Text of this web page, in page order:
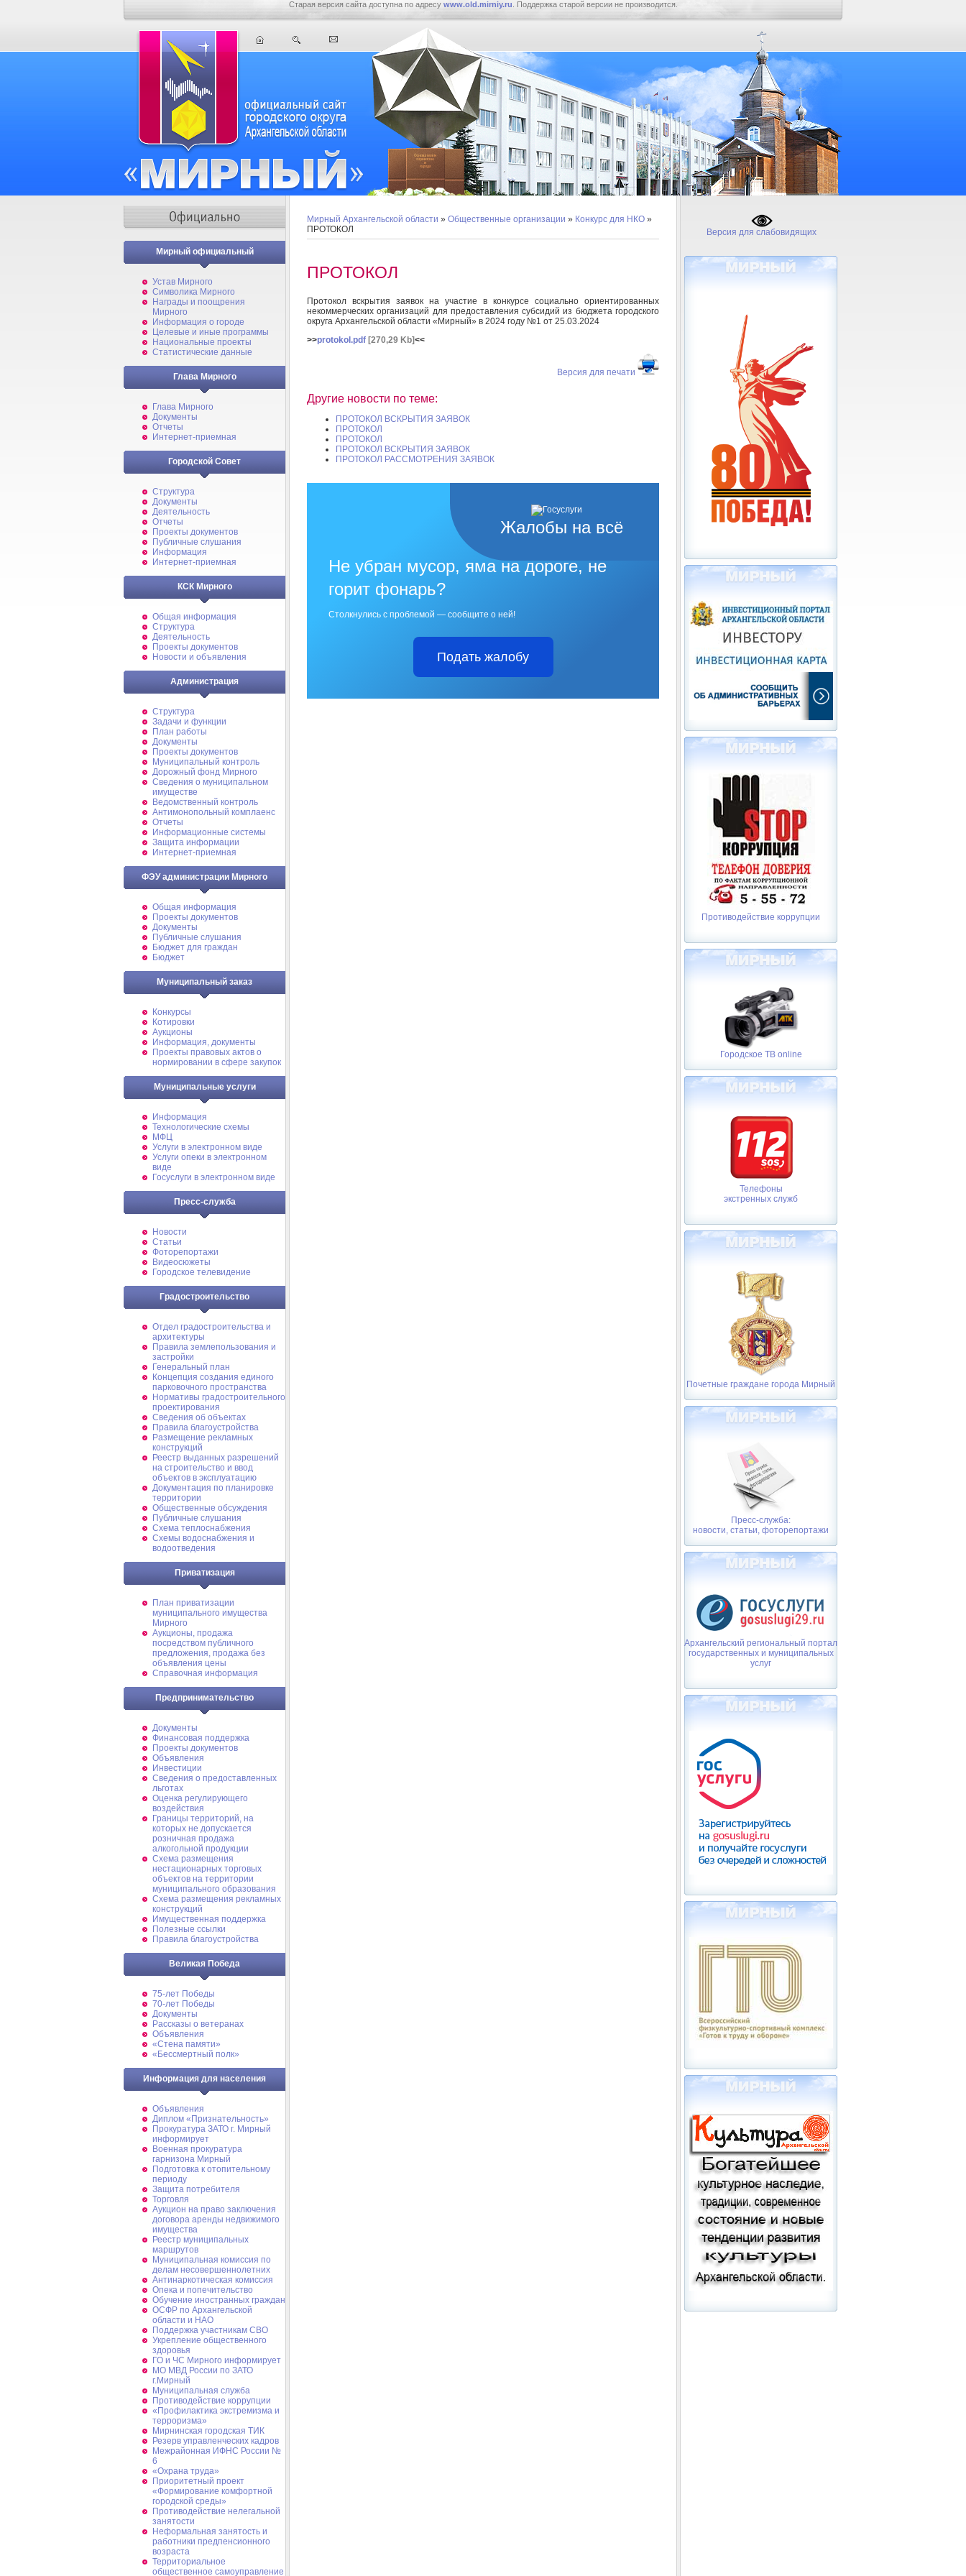
Старая версия сайта доступна по адресу www.old.mirniy.ru . Поддержка старой версии не производится.
Мирный официальный
Устав Мирного
Символика Мирного
Награды и поощрения
Мирного
Информация о городе
Целевые и иные программы
Национальные проекты
Статистические данные
Глава Мирного
Глава Мирного
Документы
Отчеты
Интернет-приемная
Городской Совет
Структура
Документы
Деятельность
Отчеты
Проекты документов
Публичные слушания
Информация
Интернет-приемная
КСК Мирного
Общая информация
Структура
Деятельность
Проекты документов
Новости и объявления
Администрация
Структура
Задачи и функции
План работы
Документы
Проекты документов
Муниципальный контроль
Дорожный фонд Мирного
Cведения о муниципальном
имуществе
Ведомственный контроль
Антимонопольный комплаенс
Отчеты
Информационные системы
Защита информации
Интернет-приемная
ФЭУ администрации Мирного
Общая информация
Проекты документов
Документы
Публичные слушания
Бюджет для граждан
Бюджет
Муниципальный заказ
Конкурсы
Котировки
Аукционы
Информация, документы
Проекты правовых актов о
нормировании в сфере закупок
Муниципальные услуги
Информация
Технологические схемы
МФЦ
Услуги в электронном виде
Услуги опеки в электронном
виде
Госуслуги в электронном виде
Пресс-служба
Новости
Статьи
Фоторепортажи
Видеосюжеты
Городское телевидение
Градостроительство
Отдел градостроительства и
архитектуры
Правила землепользования и
застройки
Генеральный план
Концепция создания единого
парковочного пространства
Нормативы градостроительного
проектирования
Сведения об объектах
Правила благоустройства
Размещение рекламных
конструкций
Реестр выданных разрешений
на строительство и ввод
объектов в эксплуатацию
Документация по планировке
территории
Общественные обсуждения
Публичные слушания
Схема теплоснабжения
Схемы водоснабжения и
водоотведения
Приватизация
План приватизации
муниципального имущества
Мирного
Аукционы, продажа
посредством публичного
предложения, продажа без
объявления цены
Справочная информация
Предпринимательство
Документы
Финансовая поддержка
Проекты документов
Объявления
Инвестиции
Сведения о предоставленных
льготах
Оценка регулирующего
воздействия
Границы территорий, на
которых не допускается
розничная продажа
алкогольной продукции
Схема размещения
нестационарных торговых
объектов на территории
муниципального образования
Схема размещения рекламных
конструкций
Имущественная поддержка
Полезные ссылки
Правила благоустройства
Великая Победа
75-лет Победы
70-лет Победы
Документы
Рассказы о ветеранах
Объявления
«Стена памяти»
«Бессмертный полк»
Информация для населения
Объявления
Диплом «Признательность»
Прокуратура ЗАТО г. Мирный
информирует
Военная прокуратура
гарнизона Мирный
Подготовка к отопительному
периоду
Защита потребителя
Торговля
Аукцион на право заключения
договора аренды недвижимого
имущества
Реестр муниципальных
маршрутов
Муниципальная комиссия по
делам несовершеннолетних
Антинаркотическая комиссия
Опека и попечительство
Обучение иностранных граждан
ОСФР по Архангельской
области и НАО
Поддержка участникам СВО
Укрепление общественного
здоровья
ГО и ЧС Мирного информирует
МО МВД России по ЗАТО
г.Мирный
Муниципальная cлужба
Противодействие коррупции
«Профилактика экстремизма и
терроризма»
Мирнинская городская ТИК
Резерв управленческих кадров
Межрайонная ИФНС России №
6
«Охрана труда»
Приоритетный проект
«Формирование комфортной
городской среды»
Противодействие нелегальной
занятости
Неформальная занятость и
работники предпенсионного
возраста
Территориальное
общественное самоуправление
Мирный Архангельской области » Общественные организации » Конкурс для НКО »
ПРОТОКОЛ
ПРОТОКОЛ
Протокол вскрытия заявок на участие в конкурсе социально ориентированных
некоммерческих организаций для предоставления субсидий из бюджета городского
округа Архангельской области «Мирный» в 2024 году №1 от 25.03.2024
>>protokol.pdf [270,29 Kb]<<
Версия для печати
Другие новости по теме:
ПРОТОКОЛ ВСКРЫТИЯ ЗАЯВОК
ПРОТОКОЛ
ПРОТОКОЛ
ПРОТОКОЛ ВСКРЫТИЯ ЗАЯВОК
ПРОТОКОЛ РАССМОТРЕНИЯ ЗАЯВОК
Жалобы на всё
Не убран мусор, яма на дороге, не
горит фонарь?
Столкнулись с проблемой — сообщите о ней!
Подать жалобу
Версия для слабовидящих
Противодействие коррупции
Городское ТВ online
Телефоны
экстренных служб
Почетные граждане города Мирный
Пресс-служба:
новости, статьи, фоторепортажи
Архангельский региональный портал
государственных и муниципальных
услуг